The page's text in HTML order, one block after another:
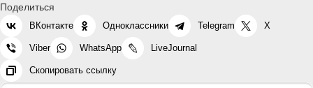
Поделиться
ВКонтакте Одноклассники Telegram X
Viber WhatsApp LiveJournal
Скопировать ссылку